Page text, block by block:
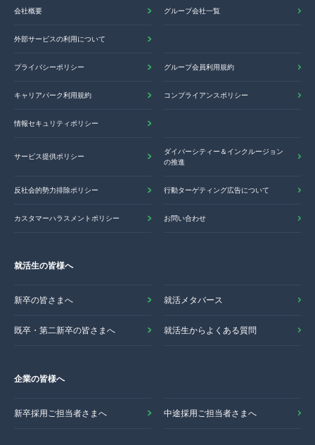
会社概要 グループ会社一覧
外部サービスの利用について
プライバシーポリシー グループ会員利用規約
キャリアパーク利用規約 コンプライアンスポリシー
情報セキュリティポリシー
サービス提供ポリシー
ダイバーシティー＆インクルージョン
の推進
反社会的勢力排除ポリシー 行動ターゲティング広告について
カスタマーハラスメントポリシー お問い合わせ
就活生の皆様へ
新卒の皆さまへ 就活メタバース
既卒・第二新卒の皆さまへ 就活生からよくある質問
企業の皆様へ
新卒採用ご担当者さまへ 中途採用ご担当者さまへ